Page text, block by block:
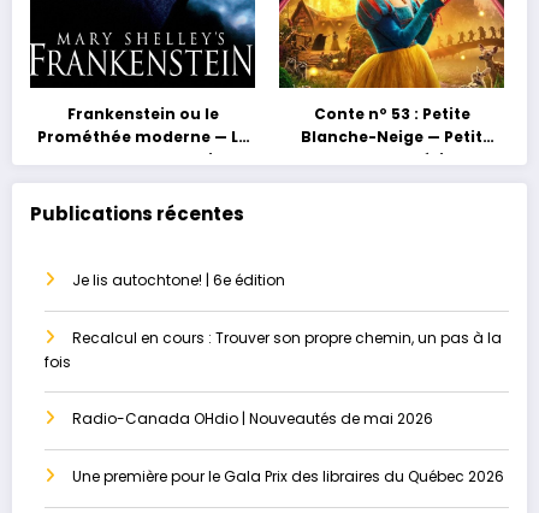
Frankenstein ou le
Prométhée moderne — La
grossesse au masculin ou
le paradis perdu
Conte nº 53 : Petite
Blanche-Neige — Petit
conte, grand héritage
Publications récentes
Je lis autochtone! | 6e édition
Recalcul en cours : Trouver son propre chemin, un pas à la
fois
Radio-Canada OHdio | Nouveautés de mai 2026
Une première pour le Gala Prix des libraires du Québec 2026